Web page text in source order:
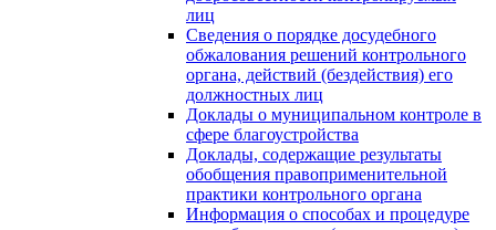
лиц
Сведения о порядке досудебного
обжалования решений контрольного
органа, действий (бездействия) его
должностных лиц
Доклады о муниципальном контроле в
сфере благоустройства
Доклады, содержащие результаты
обобщения правоприменительной
практики контрольного органа
Информация о способах и процедуре